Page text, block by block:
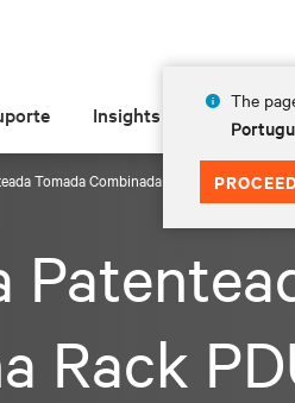
The
Insights Sobre
Tomada Combinada C13/C19 na Rack
Rack